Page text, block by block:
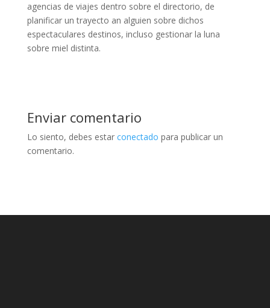
agencias de viajes dentro sobre el directorio, de
planificar un trayecto an alguien sobre dichos
espectaculares destinos, incluso gestionar la luna
sobre miel distinta.
Enviar comentario
Lo siento, debes estar conectado para publicar un
comentario.